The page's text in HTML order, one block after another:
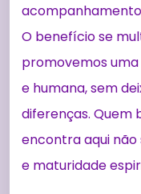
O benefício se
promovemos
e humana, sem
diferenças. Quem
encontra aqui
e maturidade